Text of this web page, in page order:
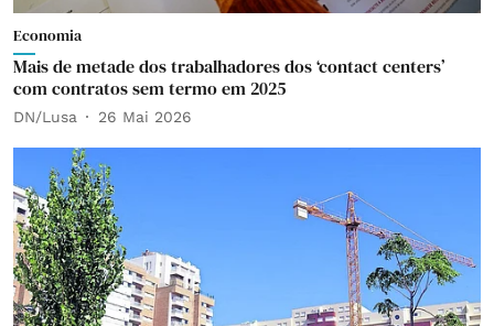
Economia
Mais de metade dos trabalhadores dos ‘contact centers’
com contratos sem termo em 2025
DN/Lusa 26 Mai 2026